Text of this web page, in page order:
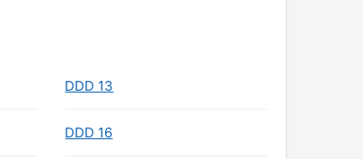
DDD 13
DDD 16